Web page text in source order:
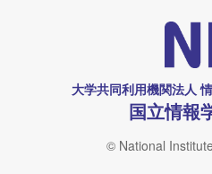
大学共同利用機関法人
国立情報
© National